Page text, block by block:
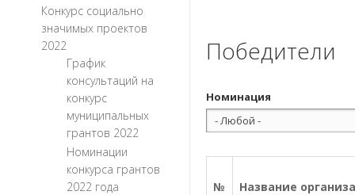
Конкурс социально
значимых проектов
2022
График
консультаций на
конкурс
муниципальных
грантов 2022
Номинации
конкурса грантов
2022 года
Победители
Номинация
№
Название